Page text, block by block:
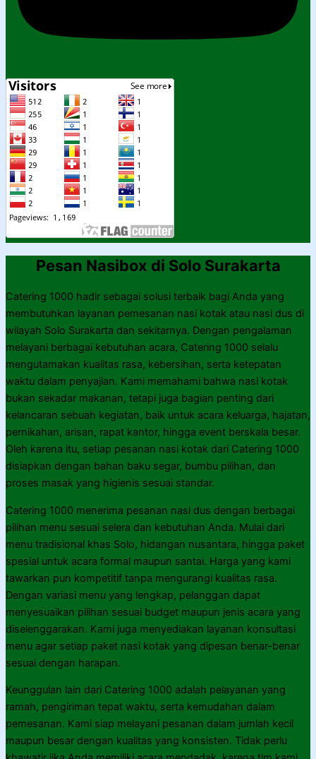
Pesan Nasibox di Solo Surakarta
Catering 1000 hadir sebagai solusi terbaik bagi Anda yang
membutuhkan layanan pemesanan nasi kotak atau nasi dus di
wilayah Solo Surakarta dan sekitarnya. Dengan pengalaman
melayani berbagai kebutuhan acara, Catering 1000 selalu
mengutamakan kualitas rasa, kebersihan, serta ketepatan
waktu dalam penyajian. Kami memahami bahwa nasi kotak
bukan sekadar makanan, tetapi juga bagian penting dari
kelancaran sebuah kegiatan, baik untuk acara keluarga, hajatan,
pernikahan, arisan, rapat kantor, hingga event berskala besar.
Oleh karena itu, setiap pesanan nasi kotak dari Catering 1000
disiapkan dengan bahan baku segar, bumbu pilihan, dan
proses masak yang higienis sesuai standar.
Catering 1000 menerima pesanan nasi dus dengan berbagai
pilihan menu sesuai selera dan kebutuhan Anda. Mulai dari
menu tradisional khas Solo, hidangan nusantara, hingga paket
spesial untuk acara formal maupun santai. Harga yang kami
tawarkan pun kompetitif tanpa mengurangi kualitas rasa.
Dengan variasi menu yang lengkap, pelanggan dapat
menyesuaikan pilihan sesuai budget maupun jenis acara yang
diselenggarakan. Kami juga menyediakan layanan konsultasi
menu agar setiap paket nasi kotak yang dipesan benar-benar
sesuai dengan harapan.
Keunggulan lain dari Catering 1000 adalah pelayanan yang
ramah, pengiriman tepat waktu, serta kemudahan dalam
pemesanan. Kami siap melayani pesanan dalam jumlah kecil
maupun besar dengan kualitas yang konsisten. Tidak perlu